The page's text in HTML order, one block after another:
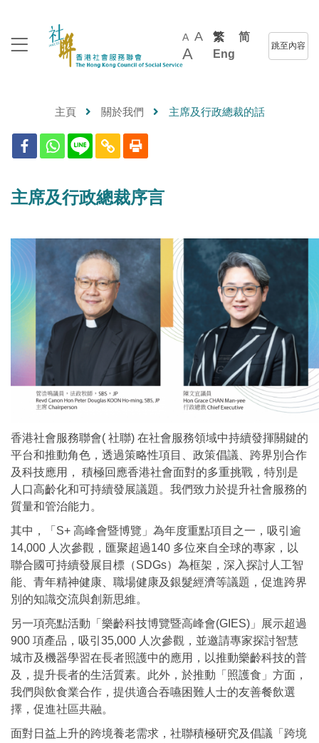
A A
A
繁
简
Eng
跳至內容
主頁 關於我們 主席及行政總裁的話
主席及行政總裁序言
香港社會服務聯會( 社聯) 在社會服務領域中持續發揮關鍵的
平台和推動角色，透過策略性項目、政策倡議、跨界別合作
及科技應用， 積極回應香港社會面對的多重挑戰，特別是
人口高齡化和可持續發展議題。我們致力於提升社會服務的
質量和管治能力。
其中，「S+ 高峰會暨博覽」為年度重點項目之一，吸引逾
14,000 人次參觀，匯聚超過140 多位來自全球的專家，以
聯合國可持續發展目標（SDGs）為框架，深入探討人工智
能、青年精神健康、職場健康及銀髮經濟等議題，促進跨界
別的知識交流與創新思維。
另一項亮點活動「樂齡科技博覽暨高峰會(GIES)」展示超過
900 項產品，吸引35,000 人次參觀，並邀請專家探討智慧
城市及機器學習在長者照護中的應用，以推動樂齡科技的普
及，提升長者的生活質素。此外，於推動「照護食」方面，
我們與飲食業合作，提供適合吞嚥困難人士的友善餐飲選
擇，促進社區共融。
面對日益上升的跨境養老需求，社聯積極研究及倡議「跨境